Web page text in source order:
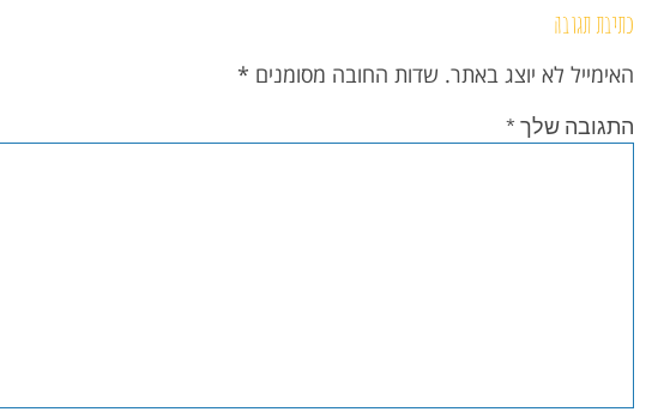
כתיבת תגובה
האימייל לא יוצג באתר. שדות החובה מסומנים *
התגובה שלך *